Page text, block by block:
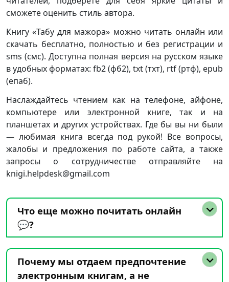
сможете оценить стиль автора.
Книгу «Табу для мажора» можно читать онлайн или
скачать бесплатно, полностью и без регистрации и
sms (смс). Доступна полная версия на русском языке
в удобных форматах: fb2 (фб2), txt (тхт), rtf (ртф), epub
(епаб).
Наслаждайтесь чтением как на телефоне, айфоне,
компьютере или электронной книге, так и на
планшетах и других устройствах. Где бы вы ни были
— любимая книга всегда под рукой! Все вопросы,
жалобы и предложения по работе сайта, а также
запросы о сотрудничестве отправляйте на
knigi.helpdesk@gmail.com
Что еще можно почитать онлайн
💬?
Почему мы отдаем предпочтение
электронным книгам, а не